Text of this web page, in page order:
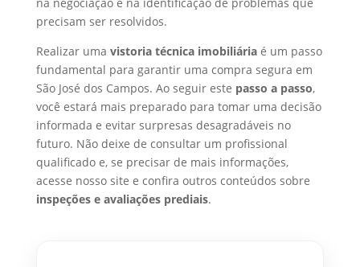
precisam ser resolvidos.
Realizar uma vistoria técnica imobiliáriaé um passo
fundamental para garantir uma compra segura em
São José dos Campos. Ao seguir este passo a passo,
você estará mais preparado para tomar uma decisão
informada e evitar surpresas desagradáveis no
futuro. Não deixe de consultar um profissional
qualificado e, se precisar de mais informações,
acesse nosso site e confira outros conteúdos sobre
inspeções e avaliações prediais.